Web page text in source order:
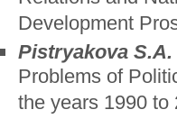
Development
Pistryakova S.A.
Problems of
the years 1990 to